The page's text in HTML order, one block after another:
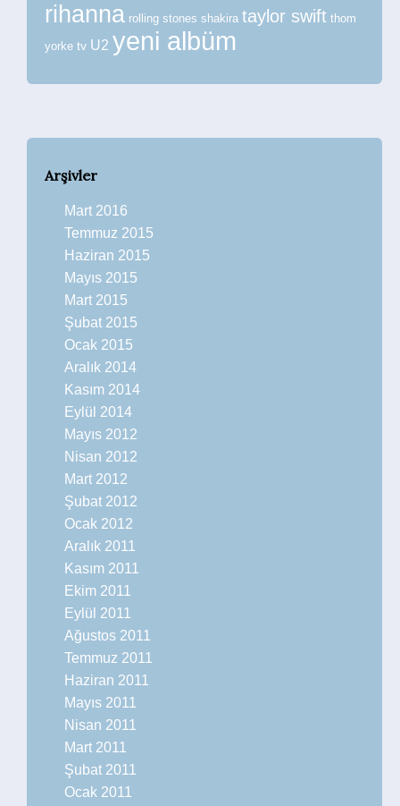
rihanna rolling stones shakira taylor swift thom
yorke tv U2 yeni albüm
Arşivler
Mart 2016
Temmuz 2015
Haziran 2015
Mayıs 2015
Mart 2015
Şubat 2015
Ocak 2015
Aralık 2014
Kasım 2014
Eylül 2014
Mayıs 2012
Nisan 2012
Mart 2012
Şubat 2012
Ocak 2012
Aralık 2011
Kasım 2011
Ekim 2011
Eylül 2011
Ağustos 2011
Temmuz 2011
Haziran 2011
Mayıs 2011
Nisan 2011
Mart 2011
Şubat 2011
Ocak 2011